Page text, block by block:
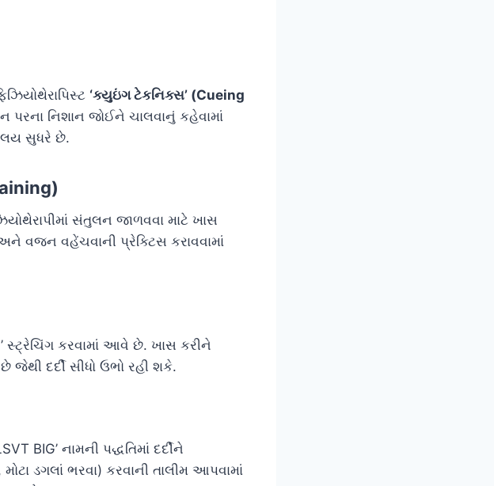
‘ક્યુઇંગ ટેકનિક્સ’ (Cueing
નિશાન જોઈને ચાલવાનું કહેવામાં
સુધરે છે.
સંતુલન જાળવવા માટે ખાસ
વજન વહેંચવાની પ્રેક્ટિસ કરાવવામાં
સ્ટ્રેચિંગ કરવામાં આવે છે. ખાસ કરીને
દર્દી સીધો ઉભો રહી શકે.
BIG’ નામની પદ્ધતિમાં દર્દીને
ડગલાં ભરવા) કરવાની તાલીમ આપવામાં